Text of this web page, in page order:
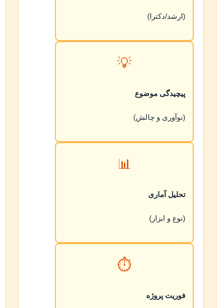
(ارشد/دکترا)
💡
پیچیدگی موضوع
(نوآوری و چالش)
📊
تحلیل آماری
(نوع و ابزار)
⏱️
فوریت پروژه